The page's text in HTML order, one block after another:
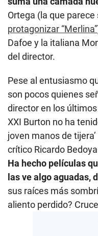
Ortega (la que
protagonizar “Merlina”
Dafoe y la italiana
del director.
Pese al entusiasmo
son pocos quienes
director en los
XXI Burton no ha
joven manos de
crítico Ricardo
Ha hecho películas
las ve algo aguadas,
sus raíces más
aliento perdido?